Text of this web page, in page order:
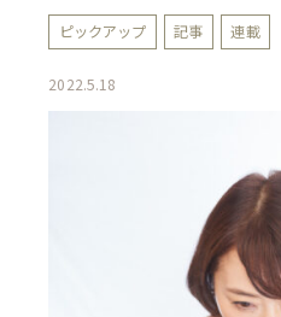
ピックアップ 記事 連載
2022.5.18